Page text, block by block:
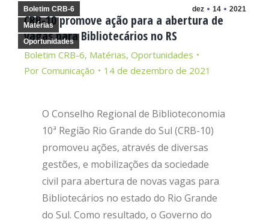
dez 14 2021
Boletim CRB-6
Matérias
Oportunidades
CRB-10 promove ação para a abertura de
vagas para Bibliotecários no RS
Boletim CRB-6, Matérias, Oportunidades
Por Comunicação 14 de dezembro de 2021
O Conselho Regional de Biblioteconomia
10ª Região Rio Grande do Sul (CRB-10)
promoveu ações, através de diversas
gestões, e mobilizações da sociedade
civil para abertura de novas vagas para
Bibliotecários no estado do Rio Grande
do Sul. Como resultado, o Governo do